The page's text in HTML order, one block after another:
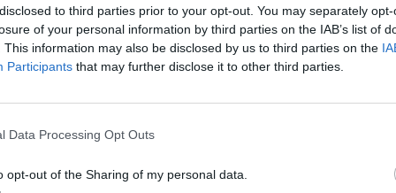
to third parties prior to your opt-out. You may separately
of your personal information by third parties on the IAB’s list of
This information may also be disclosed by us to third parties on the
Participants that may further disclose it to other third parties.
Data Processing Opt Outs
opt-out of the Sharing of my personal data.
a család. Érdemes kipróbálni,
érlelő tájfajta nagyszerű
is a család kedvencévé válhat.
nagy előnye nemcsak az, hogy
ajándékoznak meg bennünket,
fogva a következő évben már saját